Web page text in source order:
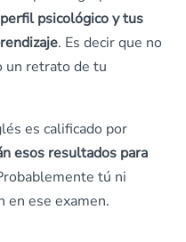
perfil psicológicoy tus
. Es decir que no
un retrato de tu
es calificado por
esos resultados para
tú ni
en ese examen.